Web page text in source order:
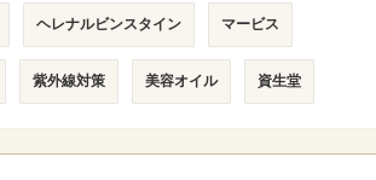
ヘレナルビンスタイン マービス
紫外線対策 美容オイル 資生堂